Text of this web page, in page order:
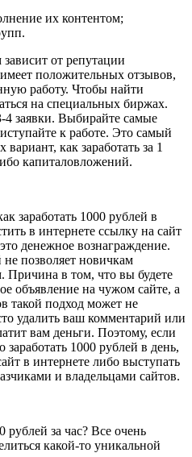
их контентом;
от репутации
положительных отзывов,
работу. Чтобы найти
на специальных биржах.
4 заявки. Выбирайте самые
к работе. Это самый
как заработать за 1
капиталовложений.
заработать 1000 рублей в
в интернете ссылку на сайт
денежное вознаграждение.
позволяет новичкам
Причина в том, что вы будете
объявление на чужом сайте, а
такой подход может не
удалить ваш комментарий или
вам деньги. Поэтому, если
заработать 1000 рублей в день,
в интернете либо выступать
и владельцами сайтов.
рублей за час? Все очень
какой-то уникальной